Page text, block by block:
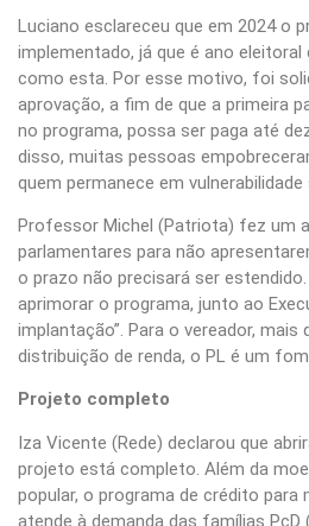
Luciano esclareceu que em 2024 o
implementado, já que é ano eleitoral
como esta. Por esse motivo, foi
aprovação, a fim de que a primeira
no programa, possa ser paga até
disso, muitas pessoas
quem permanece em vulnerabilidade
Professor Michel (Patriota) fez um
parlamentares para não
o prazo não precisará ser
aprimorar o programa, junto ao
implantação”. Para o vereador, mais
distribuição de renda, o PL é um
Projeto completo
Iza Vicente (Rede) declarou que
projeto está completo. Além da
popular, o programa de crédito para
atende à demanda das famílias PcD